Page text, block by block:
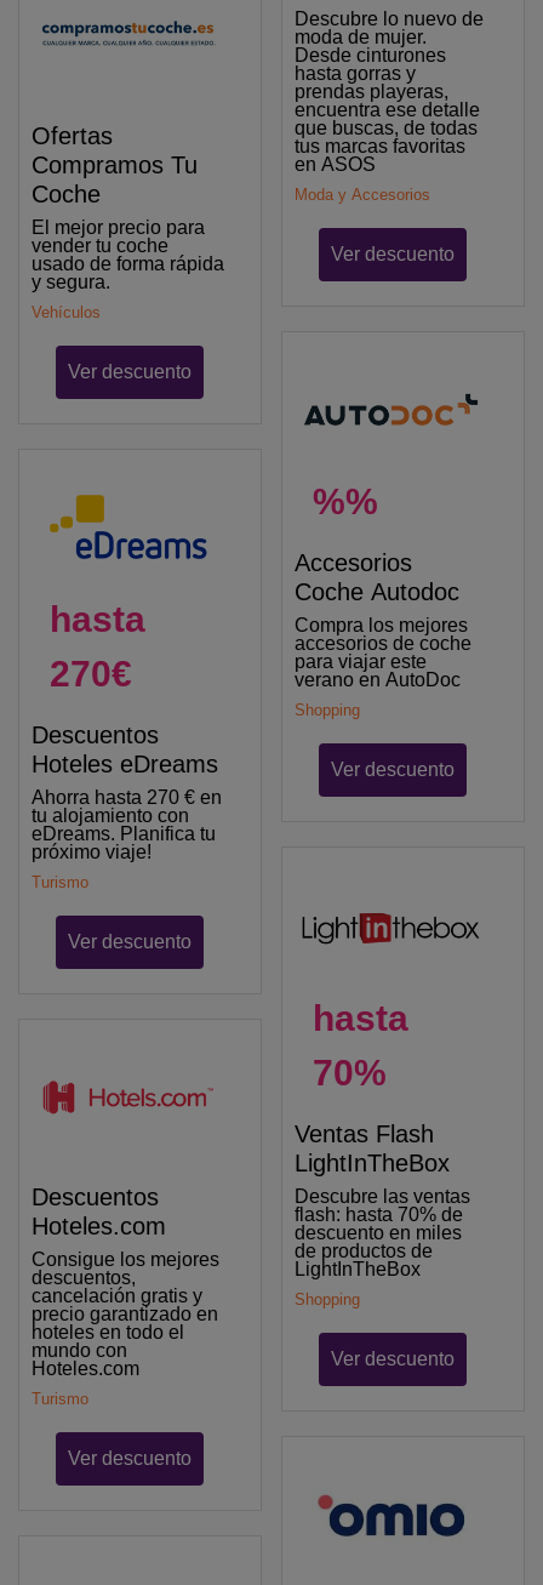
Ofertas
Compramos Tu
Coche
El mejor precio para
vender tu coche
usado de forma rápida
y segura.
Vehículos
Ver descuento
hasta
270€
Descuentos
Hoteles eDreams
Ahorra hasta 270 € en
tu alojamiento con
eDreams. Planifica tu
próximo viaje!
Turismo
Ver descuento
Descuentos
Hoteles.com
Consigue los mejores
descuentos,
cancelación gratis y
precio garantizado en
hoteles en todo el
mundo con
Hoteles.com
Turismo
Ver descuento
Descubre lo nuevo de
moda de mujer.
Desde cinturones
hasta gorras y
prendas playeras,
encuentra ese detalle
que buscas, de todas
tus marcas favoritas
en ASOS
Moda y Accesorios
Ver descuento
%%
Accesorios
Coche Autodoc
Compra los mejores
accesorios de coche
para viajar este
verano en AutoDoc
Shopping
Ver descuento
hasta
70%
Ventas Flash
LightInTheBox
Descubre las ventas
flash: hasta 70% de
descuento en miles
de productos de
LightInTheBox
Shopping
Ver descuento